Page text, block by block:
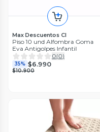
Max Descuentos Cl
Piso 10 und Alfombra Goma
Eva Antigolpes Infantil
0(0)
35% $6.990
$10.900